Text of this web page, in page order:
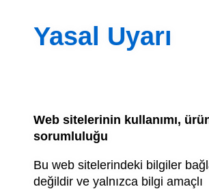
Yasal Uyarı
Web sitelerinin kullanımı,
sorumluluğu
Bu web sitelerindeki bilgiler
değildir ve yalnızca bilgi amaçlı